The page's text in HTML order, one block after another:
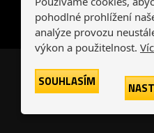
Česká
© 2026
-
Printonia s.r.o.
pohodlné prohlížení
analýze provozu
výkon a použitelnost.
SOUHLASÍM